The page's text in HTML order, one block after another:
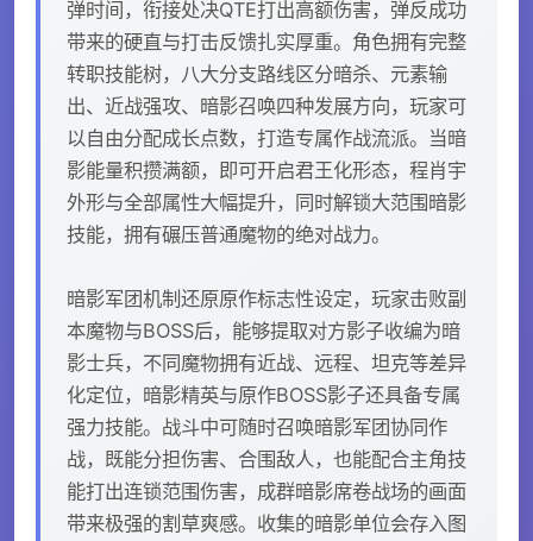
弹时间，衔接处决QTE打出高额伤害，弹反成功
带来的硬直与打击反馈扎实厚重。角色拥有完整
转职技能树，八大分支路线区分暗杀、元素输
出、近战强攻、暗影召唤四种发展方向，玩家可
以自由分配成长点数，打造专属作战流派。当暗
影能量积攒满额，即可开启君王化形态，程肖宇
外形与全部属性大幅提升，同时解锁大范围暗影
技能，拥有碾压普通魔物的绝对战力。
暗影军团机制还原原作标志性设定，玩家击败副
本魔物与BOSS后，能够提取对方影子收编为暗
影士兵，不同魔物拥有近战、远程、坦克等差异
化定位，暗影精英与原作BOSS影子还具备专属
强力技能。战斗中可随时召唤暗影军团协同作
战，既能分担伤害、合围敌人，也能配合主角技
能打出连锁范围伤害，成群暗影席卷战场的画面
带来极强的割草爽感。收集的暗影单位会存入图